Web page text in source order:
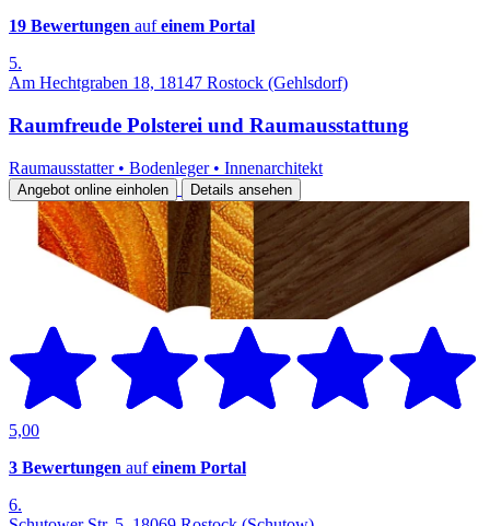
19 Bewertungen aufeinem Portal
5.
Am Hechtgraben 18, 18147 Rostock (Gehlsdorf)
Raumfreude Polsterei und Raumausstattung
Raumausstatter • Bodenleger • Innenarchitekt
Angebot online einholen Details ansehen
5,00
3 Bewertungen aufeinem Portal
6.